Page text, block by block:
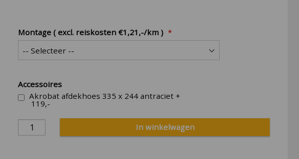
Montage ( excl. reiskosten €1,21,-/km )
Accessoires
Akrobat afdekhoes 335 x 244 antraciet+
119,-
In winkelwagen